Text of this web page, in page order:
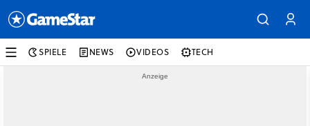
SPIELE NEWS VIDEOS TECH